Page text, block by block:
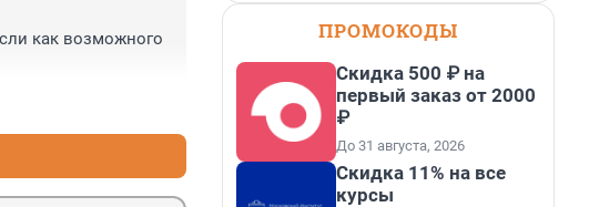
как возможного
ПРОМОКОДЫ
Скидка 500 ₽ на
первый заказ от 2000
₽
До 31 августа, 2026
Скидка 11% на все
курсы